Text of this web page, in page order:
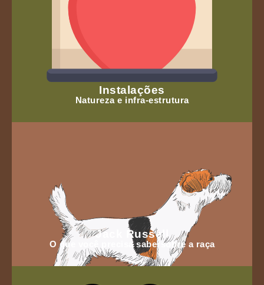
Instalações
Natureza e infra-estrutura
Jack Russell
O que você precisa sabersobre a raça